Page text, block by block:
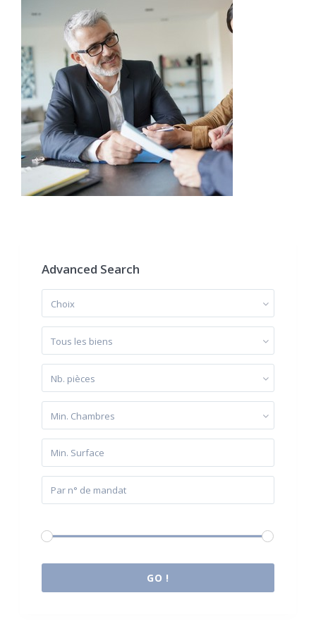
Advanced Search
Choix
Tous les biens
Nb. pièces
Min. Chambres
GO !